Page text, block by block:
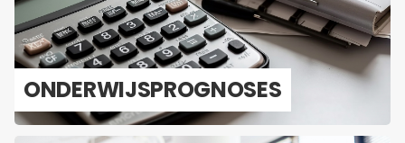
ON­DER­WIJS­PROG­NO­SES